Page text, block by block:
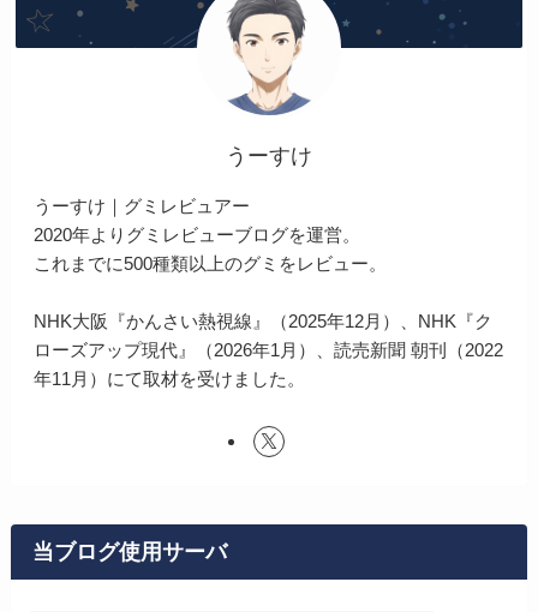
うーすけ
うーすけ｜グミレビュアー
2020年よりグミレビューブログを運営。
これまでに500種類以上のグミをレビュー。
NHK大阪『かんさい熱視線』（2025年12月）、NHK『ク
ローズアップ現代』（2026年1月）、読売新聞 朝刊（2022
年11月）にて取材を受けました。
当ブログ使用サーバ